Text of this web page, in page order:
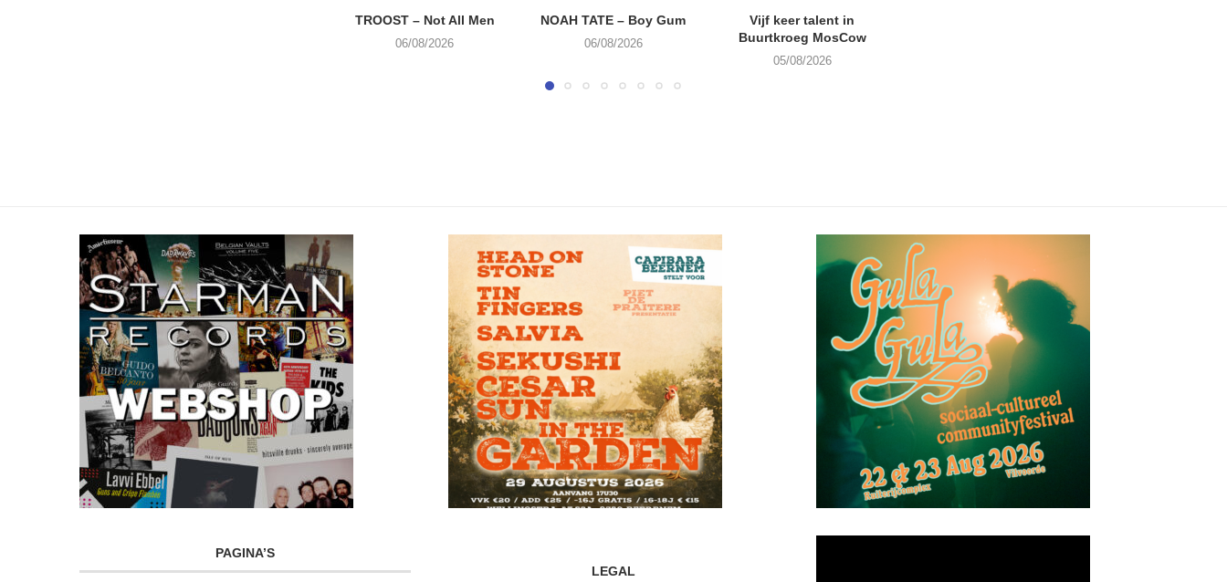
TROOST – Not All Men
06/08/2026
NOAH TATE – Boy Gum
06/08/2026
Vijf keer talent in
Buurtkroeg MosCow
05/08/2026
PAGINA’S
LEGAL